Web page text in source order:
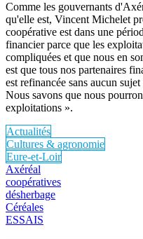
Comme les gouvernants
qu'elle est, Vincent Michelet
coopérative est dans une
financier parce que les
compliquées et que nous en
est que tous nos partenaires
est refinancée sans aucun
Nous savons que nous
exploitations ».
Actualités
Cultures & agronomie
Eure-et-Loir
Axéréal
coopératives
désherbage
Céréales
ESSAIS